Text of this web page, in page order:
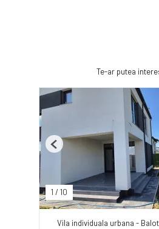
Te-ar putea
1 / 10
Previous
Vila individuala urbana -